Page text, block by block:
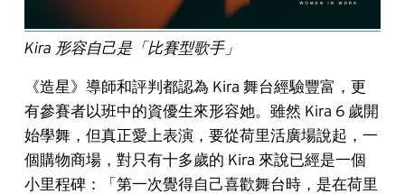
Kira 形容自己是「比賽型歌手」
《造星》導師和評判都認為 Kira 舞台經驗豐富，更
有參賽者以班中的資優生來形容她。雖然 Kira 6 歲開
始學舞，但真正愛上表演，要從荷里活廣場說起，一
個購物商場，對只有十多歲的 Kira 來說已經是一個
小里程碑：「第一次覺得自己喜歡舞台時，是在荷里